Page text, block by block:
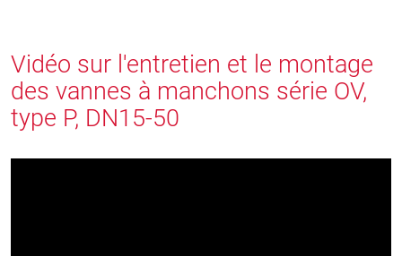
Vidéo sur l'entretien et le montage
des vannes à manchons série OV,
type P, DN15-50